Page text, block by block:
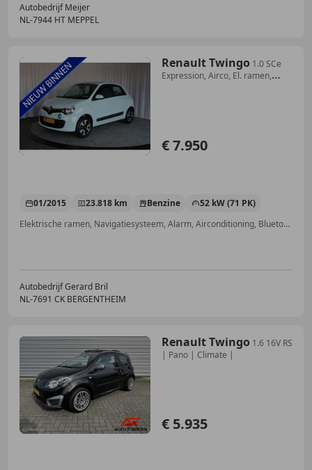
Autobedrijf Meijer
NL-7944 HT MEPPEL
Renault Twingo 1.0 SCe
Expression, Airco, El. ramen,
€ 7.950
01/2015 23.818 km Benzine
52 kW (71 PK)
Elektrische ramen, Navigatiesysteem, Alarm, Airconditioning, Bluetooth, Centrale deurvergrendeling met afstandsbediening, Met onderhoudshistorie, Airbag passagier
Autobedrijf Gerard Bril
NL-7691 CK BERGENTHEIM
Renault Twingo 1.6 16V RS
| Pano | Climate |
€ 5.935